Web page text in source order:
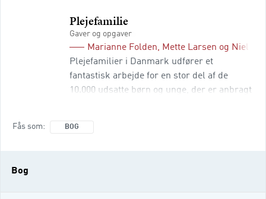
Plejefamilie
Gaver og opgaver
Marianne Folden, Mette Larsen og Niels
Plejefamilier i Danmark udfører et
fantastisk arbejde for en stor del af de
10.000 udsatte børn og unge, der er anbragt
Fås som BOG
Bog